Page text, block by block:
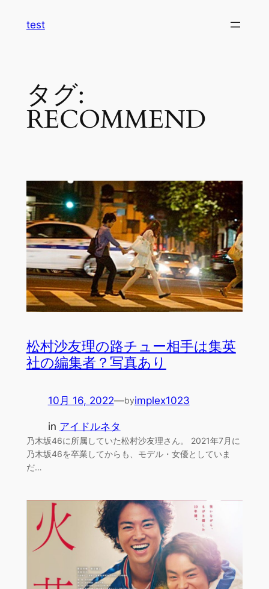
test
タグ:
RECOMMEND
松村沙友理の路チュー相手は集英
社の編集者？写真あり
10月 16, 2022—byimplex1023
in アイドルネタ
乃木坂46に所属していた松村沙友理さん。 2021年7月に
乃木坂46を卒業してからも、モデル・女優としていま
だ…